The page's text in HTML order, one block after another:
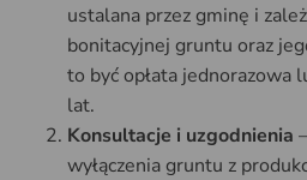
ustalana przez gminę i
bonitacyjnej gruntu oraz
to być opłata jednorazowa
lat.
Konsultacje i uzgodnienia
wyłączenia gruntu z